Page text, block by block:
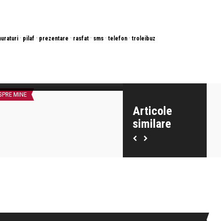
· pilaf · prezentare · rasfat · sms · telefon · troleibuz
Articole
similare
MINE